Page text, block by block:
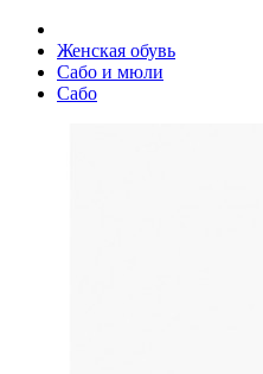
Женская обувь
Сабо и мюли
Сабо